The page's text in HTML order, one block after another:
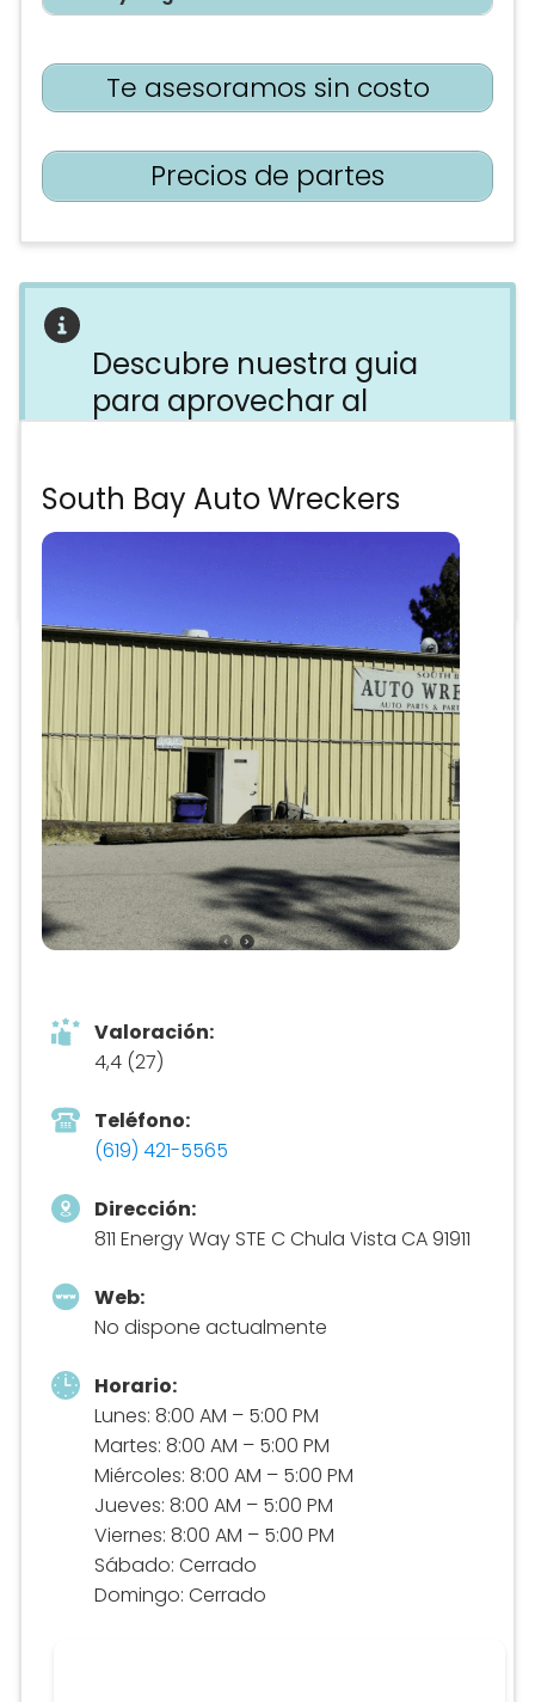
Te asesoramos sin costo
Precios de partes
Descubre nuestra guia
para aprovechar al
Evita perder tiempo, dinero y energía
en el yonke equivocado. Descubre
South Bay Auto Wreckers
Valoración:
4,4 (27)
Teléfono:
(619) 421-5565
Dirección:
811 Energy Way STE C Chula Vista CA 91911
Web:
No dispone actualmente
Horario:
Lunes: 8:00 AM – 5:00 PM
Martes: 8:00 AM – 5:00 PM
Miércoles: 8:00 AM – 5:00 PM
Jueves: 8:00 AM – 5:00 PM
Viernes: 8:00 AM – 5:00 PM
Sábado: Cerrado
Domingo: Cerrado